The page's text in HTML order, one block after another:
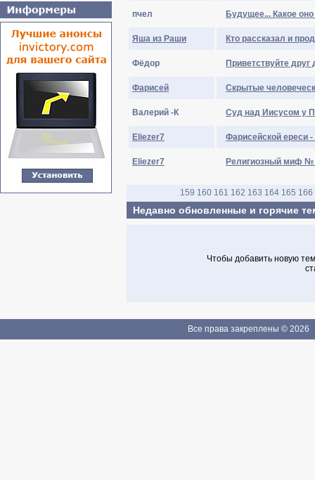
пчел Будущее... Какое
Яша из Раши Кто рассказал и
Фёдор Приветствуйте
Фарисей Скрытые
Валерий -К Суд над Иисусом у
Eliezer7 Фарисейской ереси
Eliezer7 Религиозный миф №
159 160 161 162 163 164 165 166
Недавно обновленные и горячие
Чтобы добавить новую
Все права закреплены © 2026